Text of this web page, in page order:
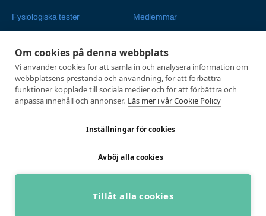
Om cookies på denna webbplats
Vi använder cookies för att samla in och analysera information om
webbplatsens prestanda och användning, för att förbättra
funktioner kopplade till sociala medier och för att förbättra och
anpassa innehåll och annonser. Läs mer i vår Cookie Policy
Inställningar för cookies
Avböj alla cookies
Tillåt alla cookies
Fysiologiska tester
Tröskeltest cykel
Tröskeltest löpning
Tröskeltest skidor
Tröskeltest triathlon (cykel +
Tröskeltest + VO2max
Medlemmar
Vanliga frågor
AUTOGIRO
© 2026
Integritetspolicy